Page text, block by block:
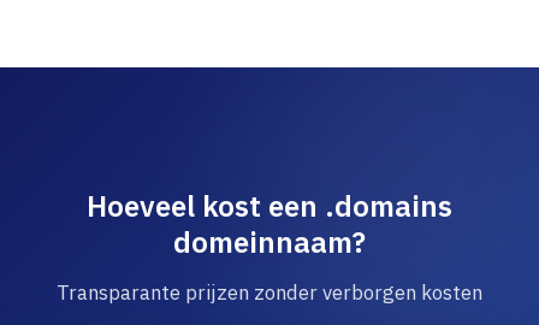
Hoeveel kost een .domains
domeinnaam?
Transparante prijzen zonder verborgen kosten